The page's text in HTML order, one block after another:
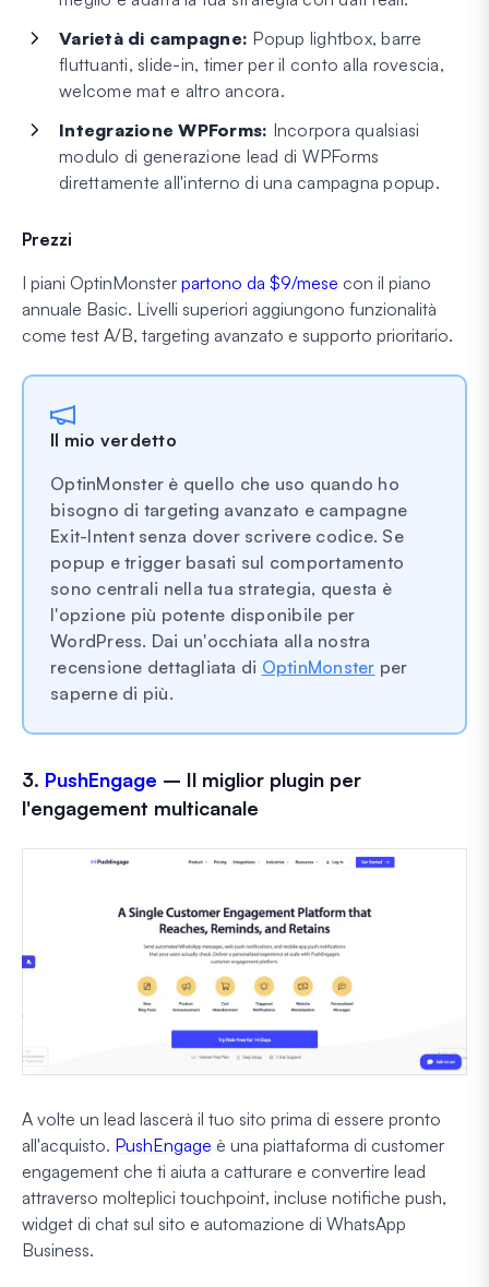
Varietà di campagne: Popup lightbox, barre
fluttuanti, slide-in, timer per il conto alla rovescia,
welcome mat e altro ancora.
Integrazione WPForms: Incorpora qualsiasi
modulo di generazione lead di WPForms
direttamente all'interno di una campagna popup.
Prezzi
I piani OptinMonster partono da $9/mese con il piano
annuale Basic. Livelli superiori aggiungono funzionalità
come test A/B, targeting avanzato e supporto prioritario.
Il mio verdetto
OptinMonster è quello che uso quando ho
bisogno di targeting avanzato e campagne
Exit-Intent senza dover scrivere codice. Se
popup e trigger basati sul comportamento
sono centrali nella tua strategia, questa è
l'opzione più potente disponibile per
WordPress. Dai un'occhiata alla nostra
recensione dettagliata di OptinMonster per
saperne di più.
3. PushEngage – Il miglior plugin per
l'engagement multicanale
A volte un lead lascerà il tuo sito prima di essere pronto
all'acquisto. PushEngage è una piattaforma di customer
engagement che ti aiuta a catturare e convertire lead
attraverso molteplici touchpoint, incluse notifiche push,
widget di chat sul sito e automazione di WhatsApp
Business.